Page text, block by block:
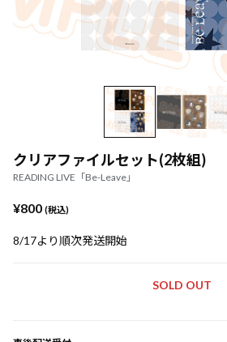
クリアファイルセット(2枚組)
READING LIVE「Be-Leave」
¥800 (税込)
8/17より順次発送開始
SOLD OUT